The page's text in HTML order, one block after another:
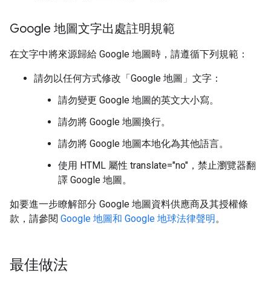
Google 地圖文字出處註明規範
在文字中將來源歸給 Google 地圖時，請遵循下列規範：
請勿以任何方式修改「Google 地圖」文字：
請勿變更 Google 地圖的英文大小寫。
請勿將 Google 地圖換行。
請勿將 Google 地圖本地化為其他語言。
使用 HTML 屬性 translate="no"，禁止瀏覽器翻
譯 Google 地圖。
如要進一步瞭解部分 Google 地圖資料供應商及其授權條
款，請參閱 Google 地圖和 Google 地球法律聲明。
最佳做法